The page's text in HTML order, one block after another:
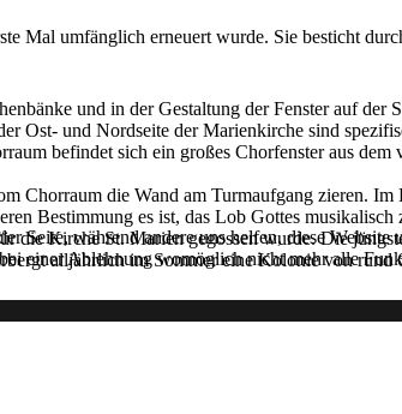
Mal umfänglich erneuert wurde. Sie besticht
und in der Gestaltung der Fenster auf der
Ost- und Nordseite der Marienkirche sind
befindet sich ein großes Chorfenster aus
Chorraum die Wand am Turmaufgang zieren.
Bestimmung es ist, das Lob Gottes musikalisch
Kirche St. Marien gegossen wurde. Die
alljährlich im Sommer eine Kolonie von rund
Seite, während andere uns helfen, diese
einer Ablehnung womöglich nicht mehr alle